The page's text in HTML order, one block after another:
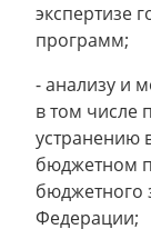
экспертизе
программ;
- анализу и
в том числе
устранению
бюджетном
бюджетного
Федерации;